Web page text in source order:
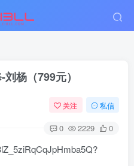
杨（799元）
关注 私信
0 2229 0